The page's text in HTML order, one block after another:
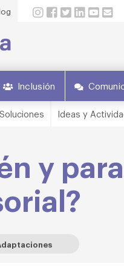
Inclusión
Soluciones Ideas y
y